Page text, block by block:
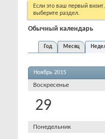
Если это ваш первый
выберите раздел.
Обычный календарь
Год Месяц
Ноябрь 2015
Воскресенье
29
Понедельник